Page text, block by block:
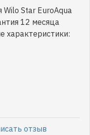
Wilo Star EuroAqua
12 месяца
характеристики:
отзыв